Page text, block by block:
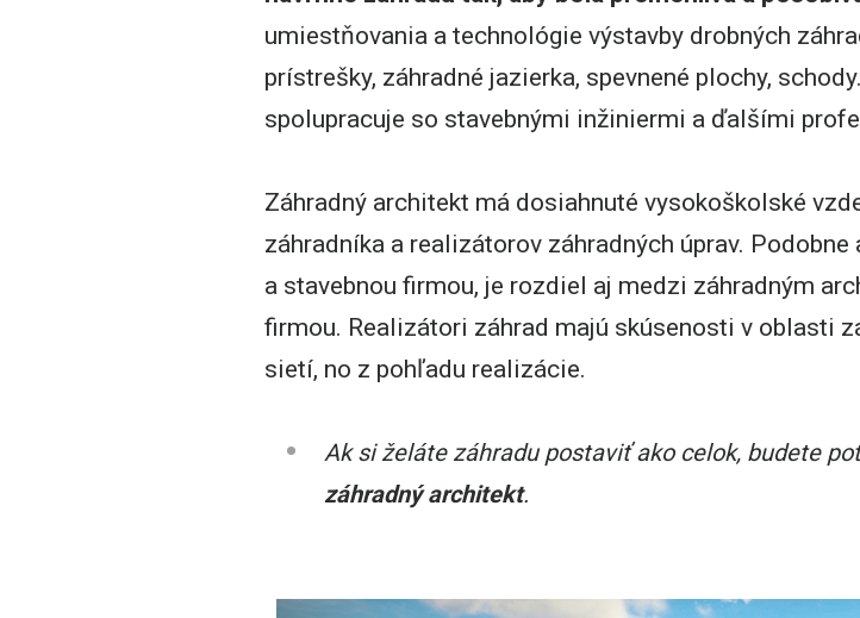
umiestňovania a technológie výstavby drobných
prístrešky, záhradné jazierka, spevnené plochy,
spolupracuje so stavebnými inžiniermi a ďalšími
Záhradný architekt má dosiahnuté vysokoškolské
záhradníka a realizátorov záhradných úprav.
a stavebnou firmou, je rozdiel aj medzi záhradným
firmou. Realizátori záhrad majú skúsenosti v oblasti
sietí, no z pohľadu realizácie.
Ak si želáte záhradu postaviť ako celok, budete
záhradný architekt.